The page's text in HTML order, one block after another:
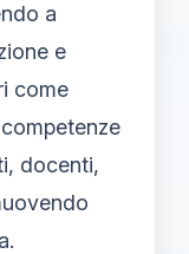
a
e
come
docenti,